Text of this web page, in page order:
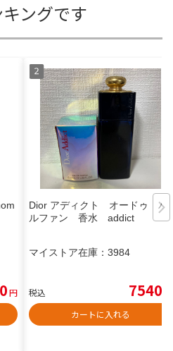
ングです
円
Dior アディクト オードゥ パ
ルファン 香水 addict
マイストア在庫： 3984
税込 7540
カートに入れる